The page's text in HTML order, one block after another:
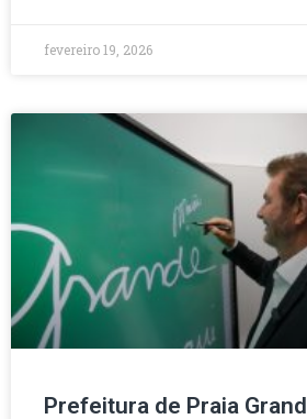
fevereiro 19, 2026
Prefeitura de Praia